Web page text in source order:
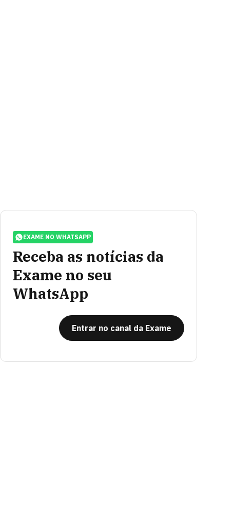
EXAME NO WHATSAPP
Receba as notícias da
Exame no seu
WhatsApp
Entrar no canal da Exame